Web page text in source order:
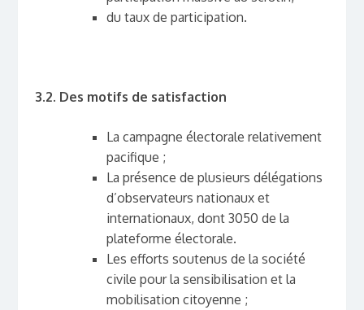
du taux de participation.
3.2. Des motifs de satisfaction
La campagne électorale relativement
pacifique ;
La présence de plusieurs délégations
d’observateurs nationaux et
internationaux, dont 3050 de la
plateforme électorale.
Les efforts soutenus de la société
civile pour la sensibilisation et la
mobilisation citoyenne ;